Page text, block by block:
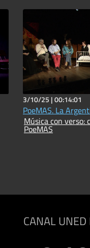
3/10/25 |00:14:01
PoeMAS. La
Música con verso:
PoeMAS
CANAL UNED